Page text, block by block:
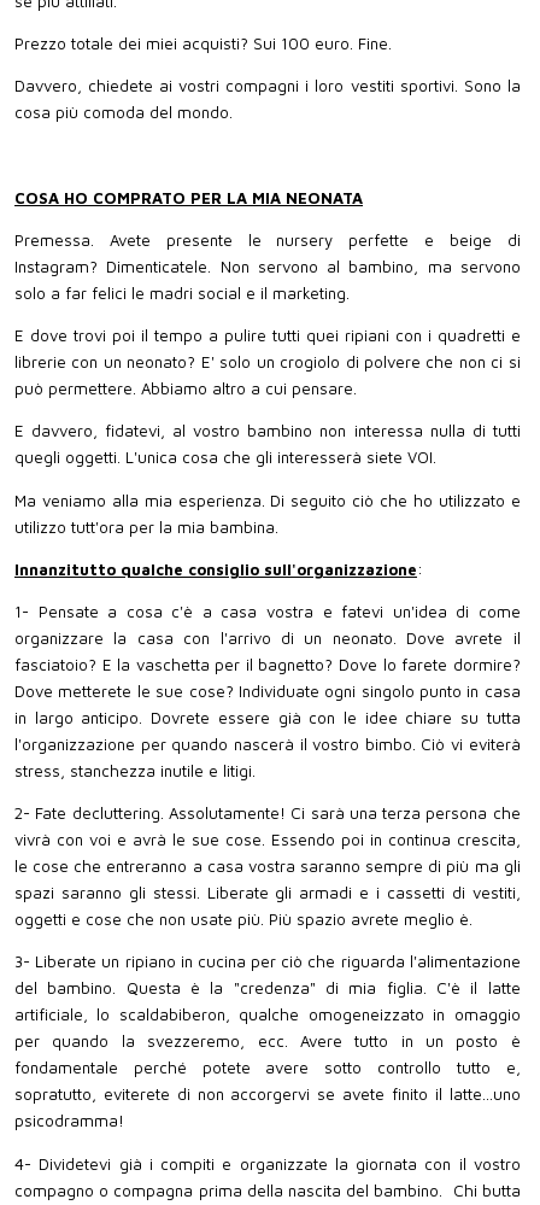
Prezzo totale dei miei acquisti? Sui 100 euro. Fine.
Davvero, chiedete ai vostri compagni i loro vestiti sportivi. Sono la
cosa più comoda del mondo.
COSA HO COMPRATO PER LA MIA NEONATA
Premessa. Avete presente le nursery perfette e beige di
Instagram? Dimenticatele. Non servono al bambino, ma servono
solo a far felici le madri social e il marketing.
E dove trovi poi il tempo a pulire tutti quei ripiani con i quadretti e
librerie con un neonato? E' solo un crogiolo di polvere che non ci si
può permettere. Abbiamo altro a cui pensare.
E davvero, fidatevi, al vostro bambino non interessa nulla di tutti
quegli oggetti. L'unica cosa che gli interesserà siete VOI.
Ma veniamo alla mia esperienza. Di seguito ciò che ho utilizzato e
utilizzo tutt'ora per la mia bambina.
Innanzitutto qualche consiglio sull'organizzazione:
1- Pensate a cosa c'è a casa vostra e fatevi un'idea di come
organizzare la casa con l'arrivo di un neonato. Dove avrete il
fasciatoio? E la vaschetta per il bagnetto? Dove lo farete dormire?
Dove metterete le sue cose? Individuate ogni singolo punto in casa
in largo anticipo. Dovrete essere già con le idee chiare su tutta
l'organizzazione per quando nascerà il vostro bimbo. Ciò vi eviterà
stress, stanchezza inutile e litigi.
2- Fate decluttering. Assolutamente! Ci sarà una terza persona che
vivrà con voi e avrà le sue cose. Essendo poi in continua crescita,
le cose che entreranno a casa vostra saranno sempre di più ma gli
spazi saranno gli stessi. Liberate gli armadi e i cassetti di vestiti,
oggetti e cose che non usate più. Più spazio avrete meglio è.
3- Liberate un ripiano in cucina per ciò che riguarda l'alimentazione
del bambino. Questa è la "credenza" di mia figlia. C'è il latte
artificiale, lo scaldabiberon, qualche omogeneizzato in omaggio
per quando la svezzeremo, ecc. Avere tutto in un posto è
fondamentale perché potete avere sotto controllo tutto e,
sopratutto, eviterete di non accorgervi se avete finito il latte...uno
psicodramma!
4- Dividetevi già i compiti e organizzate la giornata con il vostro
compagno o compagna prima della nascita del bambino. Chi butta